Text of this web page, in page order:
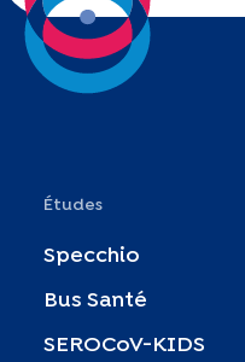
Études
Specchio
Bus Santé
SEROCoV-KIDS